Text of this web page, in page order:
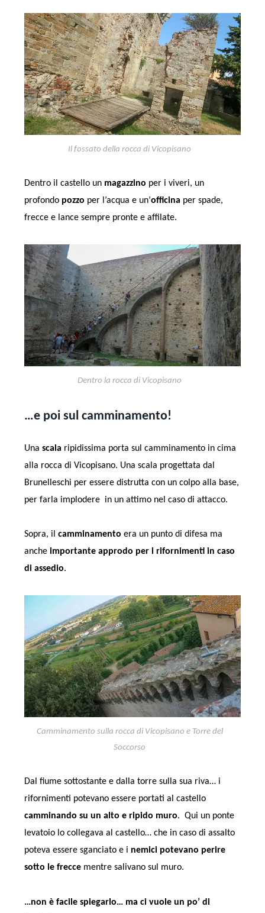
Il fossato della rocca di Vicopisano
Dentro il castello un magazzino per i viveri, un
profondo pozzo per l’acqua e un’officina per spade,
frecce e lance sempre pronte e affilate.
Dentro la rocca di Vicopisano
…e poi sul camminamento!
Una scala ripidissima porta sul camminamento in cima
alla rocca di Vicopisano. Una scala progettata dal
Brunelleschi per essere distrutta con un colpo alla base,
per farla implodere in un attimo nel caso di attacco.
Sopra, il camminamento era un punto di difesa ma
anche importante approdo per i rifornimenti in caso
di assedio.
Camminamento sulla rocca di Vicopisano e Torre del
Soccorso
Dal fiume sottostante e dalla torre sulla sua riva… i
rifornimenti potevano essere portati al castello
camminando su un alto e ripido muro. Qui un ponte
levatoio lo collegava al castello… che in caso di assalto
poteva essere sganciato e i nemici potevano perire
sotto le freccementre salivano sul muro.
…non è facile spiegarlo… ma ci vuole un po’ di